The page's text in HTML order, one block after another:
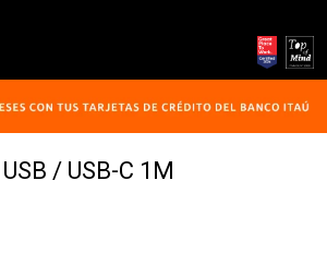
/ USB-C 1M